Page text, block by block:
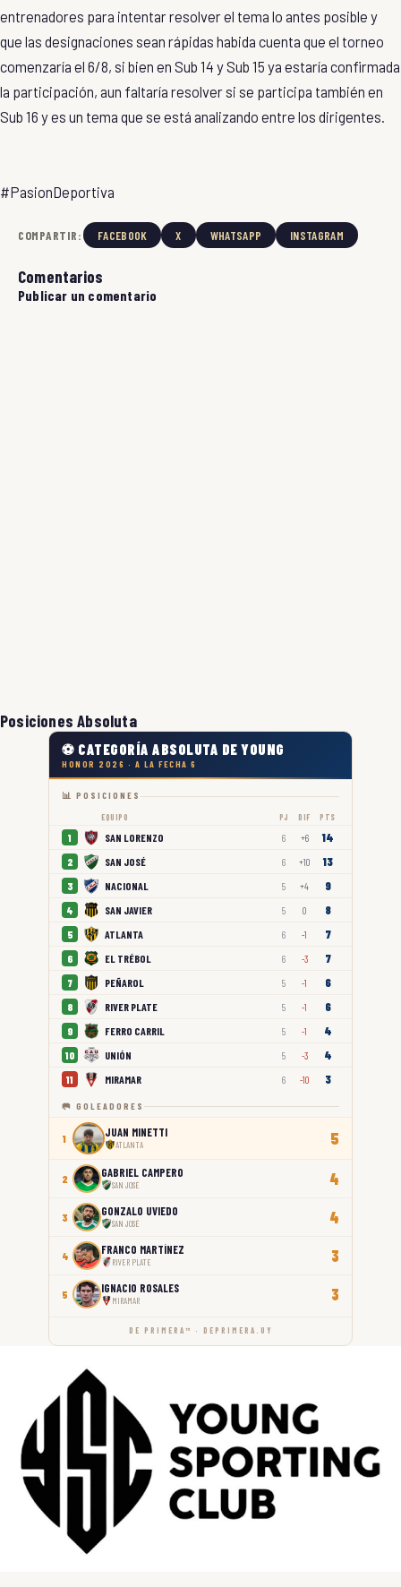
entrenadores para intentar resolver el tema lo antes posible y
que las designaciones sean rápidas habida cuenta que el torneo
comenzaría el 6/8, si bien en Sub 14 y Sub 15 ya estaría confirmada
la participación, aun faltaría resolver si se participa también en
Sub 16 y es un tema que se está analizando entre los dirigentes.
#PasionDeportiva
COMPARTIR: FACEBOOK X WHATSAPP INSTAGRAM
Comentarios
Publicar un comentario
Posiciones Absoluta
⚽ CATEGORÍA ABSOLUTA DE YOUNG
HONOR 2026 · A LA FECHA 6
📊 POSICIONES
EQUIPO PJ DIF PTS
1 SAN LORENZO 6 +6 14
2 SAN JOSÉ 6 +10 13
3 NACIONAL 5 +4 9
4 SAN JAVIER 5 0 8
5 ATLANTA 6 -1 7
6 EL TRÉBOL 6 -3 7
7 PEÑAROL 5 -1 6
8 RIVER PLATE 5 -1 6
9 FERRO CARRIL 5 -1 4
10 UNIÓN 5 -3 4
11 MIRAMAR 6 -10 3
🥅 GOLEADORES
1 JUAN MINETTI
ATLANTA 5
2 GABRIEL CAMPERO
SAN JOSÉ 4
3 GONZALO UVIEDO
SAN JOSÉ 4
4 FRANCO MARTÍNEZ
RIVER PLATE 3
5 IGNACIO ROSALES
MIRAMAR 3
DE PRIMERA™ · DEPRIMERA.UY